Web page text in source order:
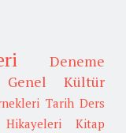
Deneme
Genel Kültür
Tarih Ders
Kitap